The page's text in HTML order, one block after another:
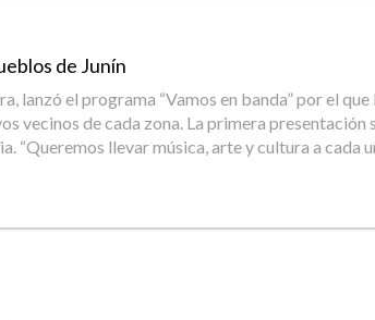
de Junín
lanzó el programa “Vamos en banda” por el
vecinos de cada zona. La primera
“Queremos llevar música, arte y cultura a